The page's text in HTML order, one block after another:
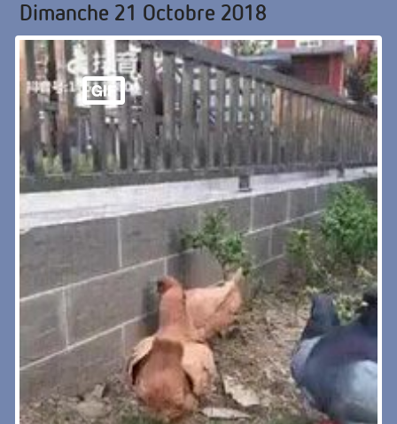
Dimanche 21 Octobre 2018